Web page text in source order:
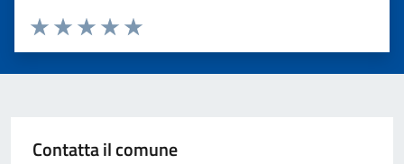
Valuta 5 stelle su 5
Valuta 4 stelle su 5
Valuta 3 stelle su 5
Valuta 2 stelle su 5
Valuta 1 stelle su 5
Contatta il comune